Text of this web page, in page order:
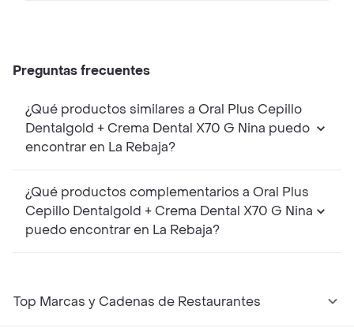
Preguntas frecuentes
¿Qué productos similares a Oral Plus Cepillo
Dentalgold + Crema Dental X70 G Nina puedo
encontrar en La Rebaja?
¿Qué productos complementarios a Oral Plus
Cepillo Dentalgold + Crema Dental X70 G Nina
puedo encontrar en La Rebaja?
Top Marcas y Cadenas de Restaurantes